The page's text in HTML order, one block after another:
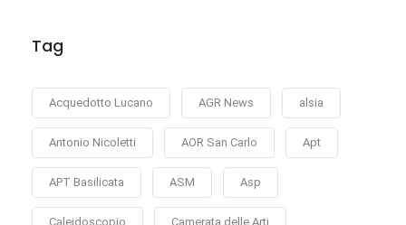
Tag
Acquedotto Lucano AGR News alsia
Antonio Nicoletti AOR San Carlo Apt
APT Basilicata ASM Asp
Caleidoscopio Camerata delle Arti